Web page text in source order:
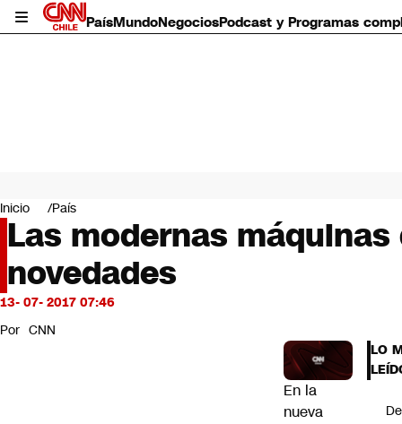
PaísMundoNegociosPodcast y Programas
Mundo
Negocios
Deportes
Programas completos
Cultura
Servicios
Bits
CNN Data
Inicio País
Las modernas
novedades
13- 07- 2017 07:46
Por CNN
En la
nueva
LO